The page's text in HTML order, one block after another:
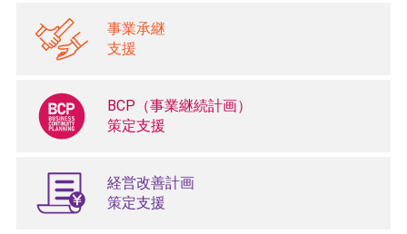
事業承継
支援
BCP（事業継続計画）
策定支援
経営改善計画
策定支援